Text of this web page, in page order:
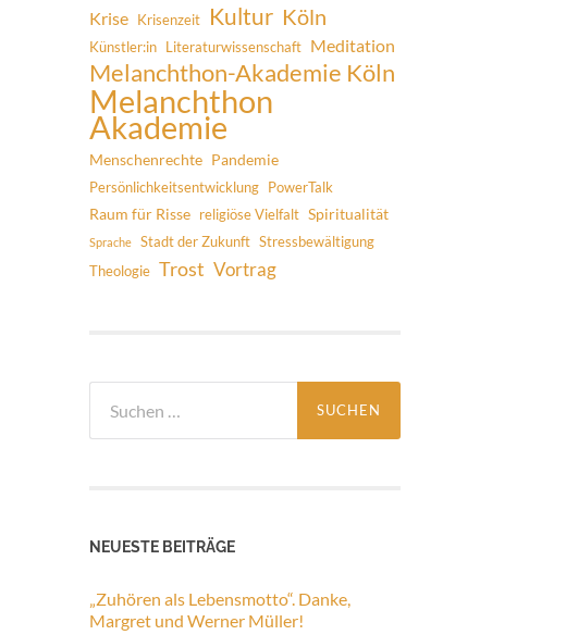
Krise Krisenzeit Kultur Köln
Künstler:in Literaturwissenschaft Meditation
Melanchthon-Akademie Köln
Melanchthon
Akademie
Menschenrechte Pandemie
Persönlichkeitsentwicklung PowerTalk
Raum für Risse religiöse Vielfalt Spiritualität
Sprache Stadt der Zukunft Stressbewältigung
Theologie Trost Vortrag
nach:
NEUESTE BEITRÄGE
„Zuhören als Lebensmotto“. Danke,
Margret und Werner Müller!